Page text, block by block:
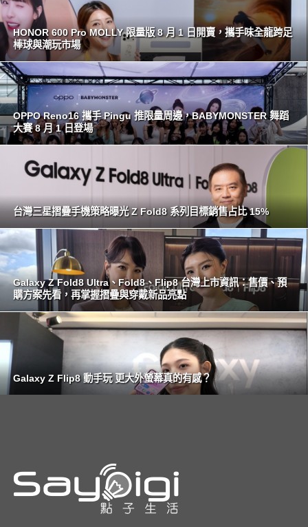
HONOR 600 Pro MOLLY 限量版 8 月 1 日開賣，攜手味全龍跨足
棒球與潮玩市場
OPPO Reno16 攜手 Pingu 推限量周邊，BABYMONSTER 舞蹈
大賽 8 月 1 日登場
台灣三星摺疊手機策略曝光 Z Fold8 系列目標銷售占比 15%
Galaxy Z Fold8 Ultra、Fold8、Flip8 台灣上市資訊：售價、預
購方案先看，再掌握摺疊與穿戴新品亮點
Galaxy Z Flip8 動手玩 更大外螢幕真的有感？